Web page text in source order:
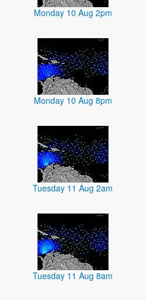
Monday 10 Aug 2pm
Monday 10 Aug 8pm
Tuesday 11 Aug 2am
Tuesday 11 Aug 8am